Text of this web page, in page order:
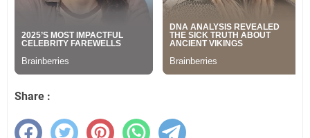
Share :